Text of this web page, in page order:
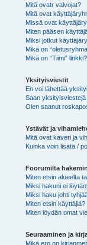
Mitä ovatr valvojat?
Mitä ovat
Missä ovat
Miten pääsen
Miksi jotkut
Mikä on
Mikä on “Tiimi” linkki?
Yksityisviestit
En voi lähettää
Saan yksityisviestejä
Olen saanut
Ystävät ja
Mitä ovat kaveri ja
Kuinka voin lisätä /
Foorumilta
Miten etsin alueelta
Miksi hakuni ei
Miksi haku johti
Miten etsin käyttäjiä?
Miten löydän omat
Seuraaminen ja
Mikä ero on